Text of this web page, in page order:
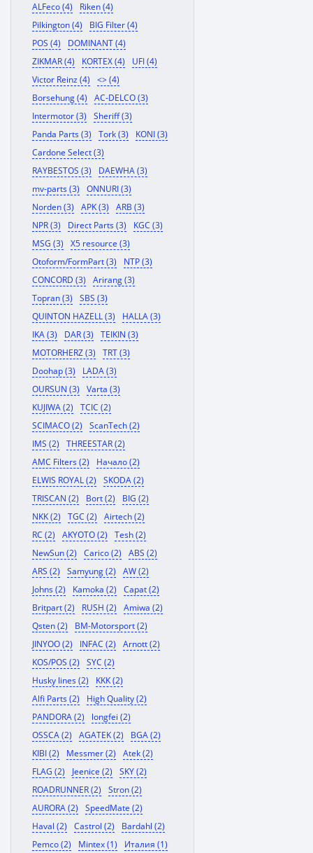
ALFeco (4)
Riken (4)
Pilkington (4)
BIG Filter (4)
POS (4)
DOMINANT (4)
ZIKMAR (4)
KORTEX (4)
UFI (4)
Victor Reinz (4)
<> (4)
Borsehung (4)
AC-DELCO (3)
Intermotor (3)
Sheriff (3)
Panda Parts (3)
Tork (3)
KONI (3)
Cardone Select (3)
RAYBESTOS (3)
DAEWHA (3)
mv-parts (3)
ONNURI (3)
Norden (3)
APK (3)
ARB (3)
NPR (3)
Direct Parts (3)
KGC (3)
MSG (3)
X5 resource (3)
Otoform/FormPart (3)
NTP (3)
CONCORD (3)
Arirang (3)
Topran (3)
SBS (3)
QUINTON HAZELL (3)
HALLA (3)
IKA (3)
DAR (3)
TEIKIN (3)
MOTORHERZ (3)
TRT (3)
Doohap (3)
LADA (3)
OURSUN (3)
Varta (3)
KUJIWA (2)
TCIC (2)
SCIMACO (2)
ScanTech (2)
IMS (2)
THREESTAR (2)
AMC Filters (2)
Начало (2)
ELWIS ROYAL (2)
SKODA (2)
TRISCAN (2)
Bort (2)
BIG (2)
NKK (2)
TGC (2)
Airtech (2)
RC (2)
AKYOTO (2)
Tesh (2)
NewSun (2)
Carico (2)
ABS (2)
ARS (2)
Samyung (2)
AW (2)
Johns (2)
Kamoka (2)
Capat (2)
Britpart (2)
RUSH (2)
Amiwa (2)
Qsten (2)
BM-Motorsport (2)
JINYOO (2)
INFAC (2)
Arnott (2)
KOS/POS (2)
SYC (2)
Husky lines (2)
KKK (2)
Alfi Parts (2)
High Quality (2)
PANDORA (2)
longfei (2)
OSSCA (2)
AGATEK (2)
BGA (2)
KIBI (2)
Messmer (2)
Atek (2)
FLAG (2)
Jeenice (2)
SKY (2)
ROADRUNNER (2)
Stron (2)
AURORA (2)
SpeedMate (2)
Haval (2)
Castrol (2)
Bardahl (2)
Pemco (2)
Mintex (1)
Италия (1)